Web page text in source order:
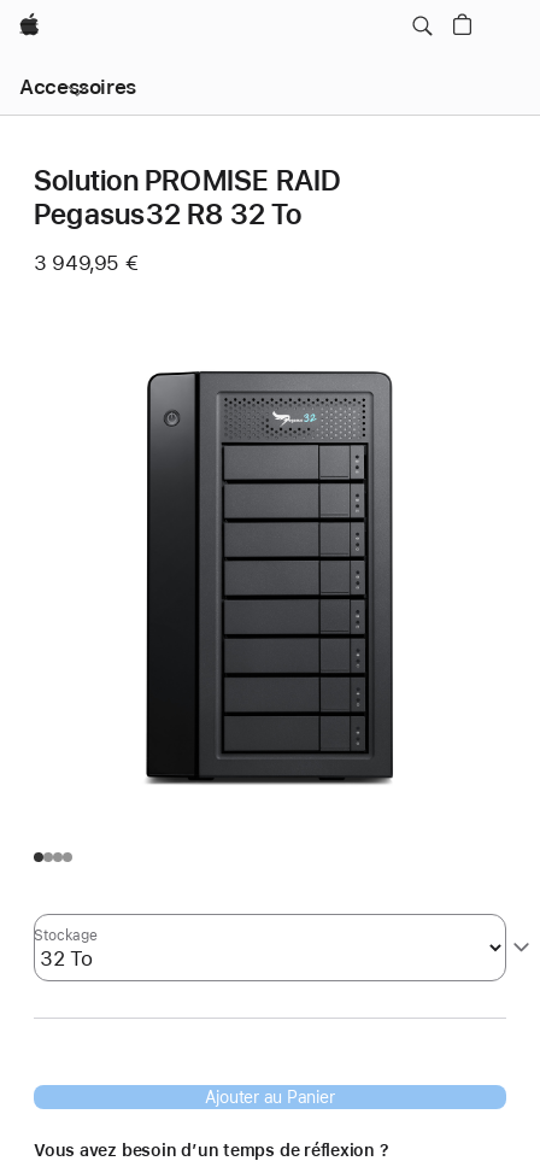
Apple
Accessoires
locale
menu
Solution PROMISE RAID
Pegasus32 R8 32 To
3 949,95 €
Stockage
Ajouter au Panier
Vous avez besoin d’un temps de réflexion ?